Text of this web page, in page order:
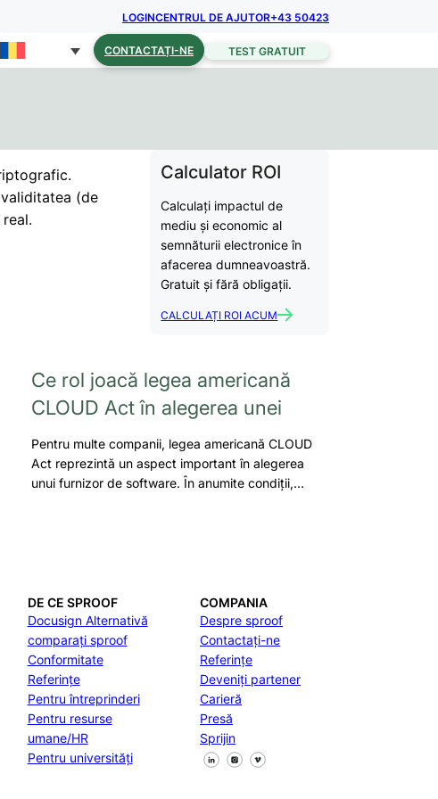
LOGINCENTRUL DE AJUTOR+43 50423
CONTACTAȚI-NE TEST GRATUIT
(de
Calculator ROI
Calculați impactul de
mediu și economic al
semnăturii electronice în
afacerea dumneavoastră.
Gratuit și fără obligații.
CALCULAȚI ROI ACUM
Ce rol joacă legea americană
CLOUD Act în alegerea unei
Pentru multe companii, legea americană CLOUD
Act reprezintă un aspect important în alegerea
unui furnizor de software. În anumite condiții,…
DE CE SPROOF
Docusign Alternativă
comparați sproof
Conformitate
Referințe
Pentru întreprinderi
Pentru resurse
umane/HR
Pentru universități
COMPANIA
Despre sproof
Contactați-ne
Referințe
Deveniți partener
Carieră
Presă
Sprijin
Urmăriți-ne pe Facebook
Urmăriți-ne pe X
Urmăriți-ne pe LinkedIn